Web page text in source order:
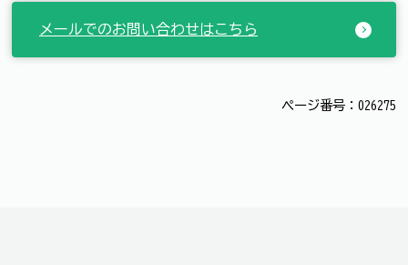
メールでのお問い合わせはこちら
ページ番号：026275